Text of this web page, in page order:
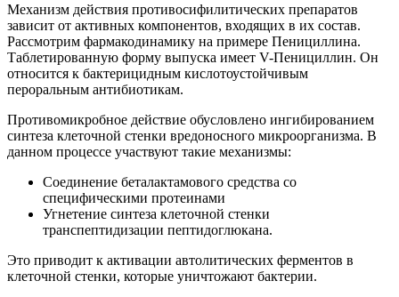
Механизм действия противосифилитических препаратов
зависит от активных компонентов, входящих в их состав.
Рассмотрим фармакодинамику на примере Пенициллина.
Таблетированную форму выпуска имеет V-Пенициллин. Он
относится к бактерицидным кислотоустойчивым
пероральным антибиотикам.
Противомикробное действие обусловлено ингибированием
синтеза клеточной стенки вредоносного микроорганизма. В
данном процессе участвуют такие механизмы:
Соединение беталактамового средства со
специфическими протеинами
Угнетение синтеза клеточной стенки
транспептидизации пептидоглюкана.
Это приводит к активации автолитических ферментов в
клеточной стенки, которые уничтожают бактерии.